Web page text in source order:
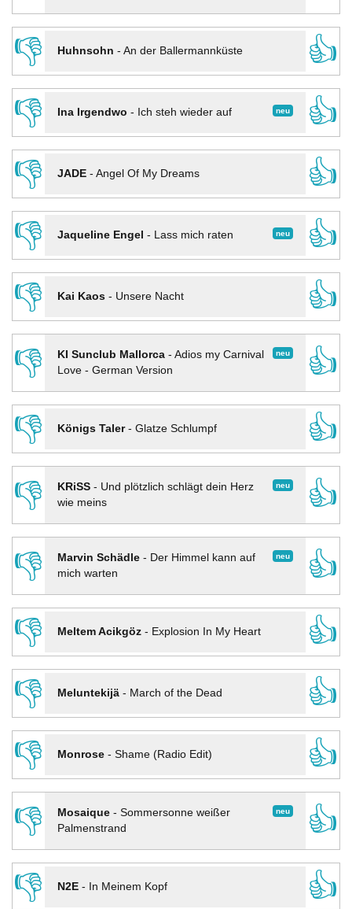
👎
Huhnsohn - An der Ballermannküste
👍
👎
neu
Ina Irgendwo - Ich steh wieder auf
👍
👎
JADE- Angel Of My Dreams
👍
👎
neu
Jaqueline Engel - Lass mich raten
👍
👎
Kai Kaos- Unsere Nacht
👍
👎
neu
KI Sunclub Mallorca- Adios my Carnival
Love - German Version
👍
👎
Königs Taler- Glatze Schlumpf
👍
👎
neu
KRiSS- Und plötzlich schlägt dein Herz
wie meins
👍
👎 neu
Marvin Schädle- Der Himmel kann auf
mich warten
👍
👎
Meltem Acikgöz- Explosion In My Heart
👍
👎
Meluntekijä- March of the Dead
👍
👎
Monrose- Shame (Radio Edit)
👍
👎
neu
Mosaique- Sommersonne weißer
Palmenstrand
👍
👎
N2E- In Meinem Kopf
👍